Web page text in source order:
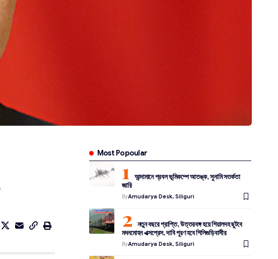
Most Popoular
আন্দামানে প্রবল ভূমিকম্পে আতঙ্ক, সুনামি সতর্কতা
জারি
ByAmudarya Desk, Siliguri
নতুন বছরে প্রাপ্তি, উত্তরবঙ্গ হয়ে শিয়ালদহ ছুটবে
মদনমোহন এক্সপ্রেস, দাবি পূরণ হবে শিলিগুড়িবাসীর
ByAmudarya Desk, Siliguri